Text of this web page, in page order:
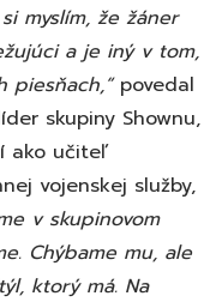
myslím, že žáner
a je iný v tom,
piesňach,“povedal
skupiny Shownu,
ako učiteľ
vojenskej služby,
v skupinovom
Chýbame mu, ale
ktorý má. Na